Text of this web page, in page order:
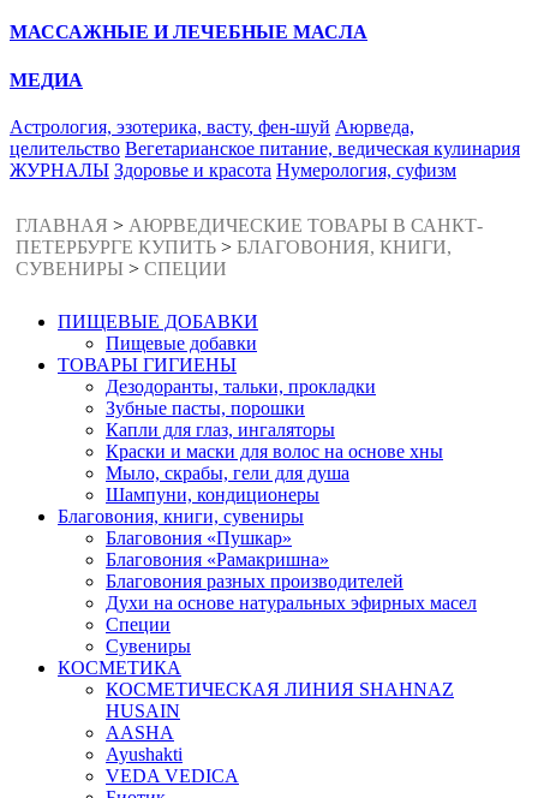
МАССАЖНЫЕ И ЛЕЧЕБНЫЕ МАСЛА
МЕДИА
Астрология, эзотерика, васту, фен-шуй Аюрведа,
целительство Вегетарианское питание, ведическая кулинария
ЖУРНАЛЫ Здоровье и красота Нумерология, суфизм
ГЛАВНАЯ > АЮРВЕДИЧЕСКИЕ ТОВАРЫ В САНКТ-
ПЕТЕРБУРГЕ КУПИТЬ > БЛАГОВОНИЯ, КНИГИ,
СУВЕНИРЫ > СПЕЦИИ
ПИЩЕВЫЕ ДОБАВКИ
Пищевые добавки
ТОВАРЫ ГИГИЕНЫ
Дезодоранты, тальки, прокладки
Зубные пасты, порошки
Капли для глаз, ингаляторы
Краски и маски для волос на основе хны
Мыло, скрабы, гели для душа
Шампуни, кондиционеры
Благовония, книги, сувениры
Благовония «Пушкар»
Благовония «Рамакришна»
Благовония разных производителей
Духи на основе натуральных эфирных масел
Специи
Сувениры
КОСМЕТИКА
КОСМЕТИЧЕСКАЯ ЛИНИЯ SHAHNAZ
HUSAIN
AASHA
Ayushakti
VEDA VEDICA